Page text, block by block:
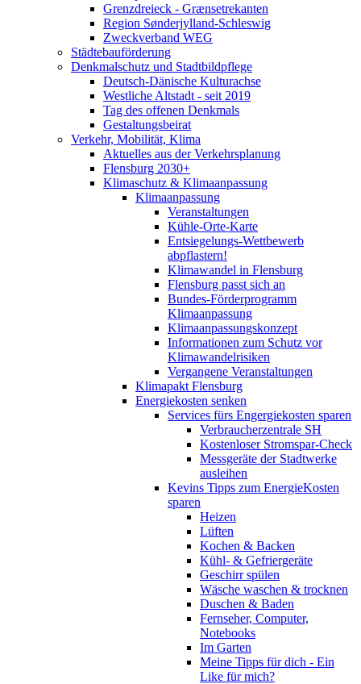
Grenzdreieck - Grænsetrekanten
Region Sønderjylland-Schleswig
Zweckverband WEG
Städtebauförderung
Denkmalschutz und Stadtbildpflege
Deutsch-Dänische Kulturachse
Westliche Altstadt - seit 2019
Tag des offenen Denkmals
Gestaltungsbeirat
Verkehr, Mobilität, Klima
Aktuelles aus der Verkehrsplanung
Flensburg 2030+
Klimaschutz & Klimaanpassung
Klimaanpassung
Veranstaltungen
Kühle-Orte-Karte
Entsiegelungs-Wettbewerb
abpflastern!
Klimawandel in Flensburg
Flensburg passt sich an
Bundes-Förderprogramm
Klimaanpassung
Klimaanpassungskonzept
Informationen zum Schutz vor
Klimawandelrisiken
Vergangene Veranstaltungen
Klimapakt Flensburg
Energiekosten senken
Services fürs Engergiekosten sparen
Verbraucherzentrale SH
Kostenloser Stromspar-Check
Messgeräte der Stadtwerke
ausleihen
Kevins Tipps zum EnergieKosten
sparen
Heizen
Lüften
Kochen & Backen
Kühl- & Gefriergeräte
Geschirr spülen
Wäsche waschen & trocknen
Duschen & Baden
Fernseher, Computer,
Notebooks
Im Garten
Meine Tipps für dich - Ein
Like für mich?